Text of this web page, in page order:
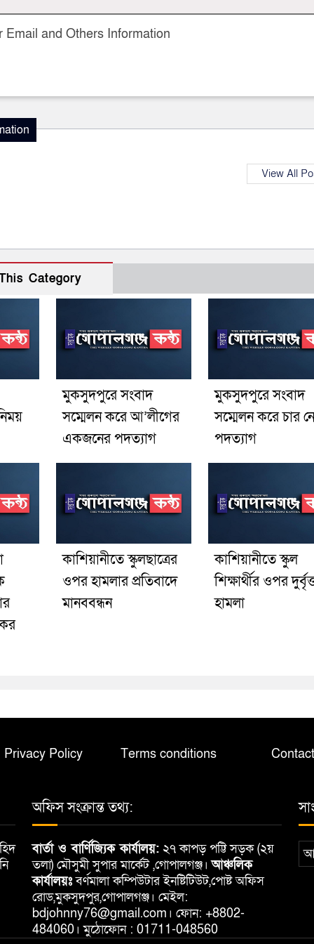
Email and Others Information
View All
Category
মুকসুদপুরে সংবাদ
সম্মেলন করে আ’লীগের
একজনের পদত্যাগ
মুকসুদপুরে সংবাদ
সম্মেলন করে চার
পদত্যাগ
কাশিয়ানীতে স্কুলছাত্রের
ওপর হামলার প্রতিবাদে
মানববন্ধন
কাশিয়ানীতে স্কুল
শিক্ষার্থীর ওপর
হামলা
Privacy Policy Terms conditions
অফিস সংক্রান্ত তথ্য:
বার্তা ও বার্ণিজ্যিক কার্যালয়: ২৭ কাপড় পট্টি সড়ক (২য়
তলা) মৌসুমী সুপার মার্কেট ,গোপালগঞ্জ।আঞ্চলিক
কার্যালয়ঃবর্ণমালা কম্পিউটার ইনষ্টিটিউট,পোষ্ট অফিস
রোড,মুকসুদপুর,গোপালগঞ্জ। মেইল:
bdjohnny76@gmail.com। ফোন: +8802-
484060। মুঠোফোন : 01711-048560